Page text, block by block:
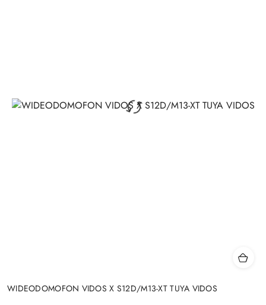
WIDEODOMOFON VIDOS X S12D/M13-XT TUYA VIDOS